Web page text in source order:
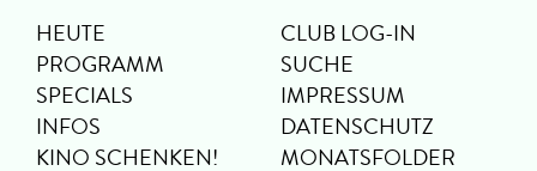
HEUTE
PROGRAMM
SPECIALS
INFOS
KINO SCHENKEN!
CLUB LOG-IN
SUCHE
IMPRESSUM
DATENSCHUTZ
MONATSFOLDER